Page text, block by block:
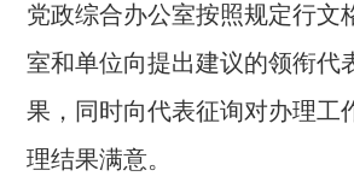
党政综合办公室按照规定行文
室和单位向提出建议的领衔代
果，同时向代表征询对办理工
理结果满意。